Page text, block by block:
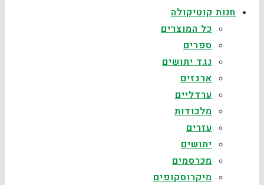
חנות קוטיקולה
כל המוצרים
ספרים
נגד יתושים
ארגזים
ערדליים
מלכודות
עזרים
יתושים
מכרסמים
מיקרוסקופים